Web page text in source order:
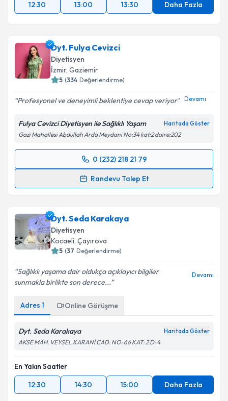
12:30 13:00 13:30 Daha Fazla
Dyt. Fulya Cevizci
Diyetisyen
İzmir, Gaziemir
5 (334 Değerlendirme)
Profesyonel ve deneyimli beklentiye cevap veriyor Devamı
Fulya Cevizci Diyetisyen ile Sağlıklı Yaşam Haritada Göster
Gazi Mahallesi Abdullah Arda Meydani No:34 kat:2 daire:202
0 (232) 218 21 79
Randevu Talep Et
Randevu Takvimi Talebi
takvim hazırlandığında e-posta ile bilgilendireceğiz.
E-posta Adresiniz
kapsamda işlenmesini kabul ediyorum.
Takvim Talebini Gönder
Dyt. Seda Karakaya
Diyetisyen
Kocaeli, Çayırova
5 (37 Değerlendirme)
Sağlıklı yaşama dair oldukça açıklayıcı bilgiler
sunmakla birlikte son derece...
Devamı
Adres 1 Online Görüşme
Dyt. Seda Karakaya Haritada Göster
AKSE MAH. VEYSEL KARANİ CAD. NO: 66 KAT: 2 D: 4
En Yakın Saatler
12:30
14:30 15:00 Daha Fazla